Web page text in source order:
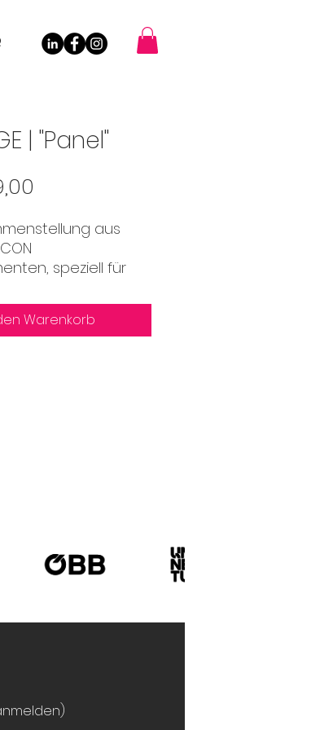
| "Panel"
aus
speziell für
Warenkorb
(anmelden)